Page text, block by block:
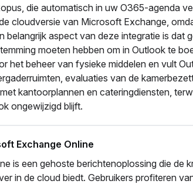
die automatisch in uw O365-agenda
cloudversie van Microsoft Exchange,
belangrijk aspect van deze integratie is dat
moeten hebben om in Outlook te
het beheer van fysieke middelen en vult
evaluaties van de
kantoorplannen en cateringdiensten,
ongewijzigd blijft.
Exchange Online
is een gehoste berichtenoplossing die de
in de cloud biedt. Gebruikers profiteren